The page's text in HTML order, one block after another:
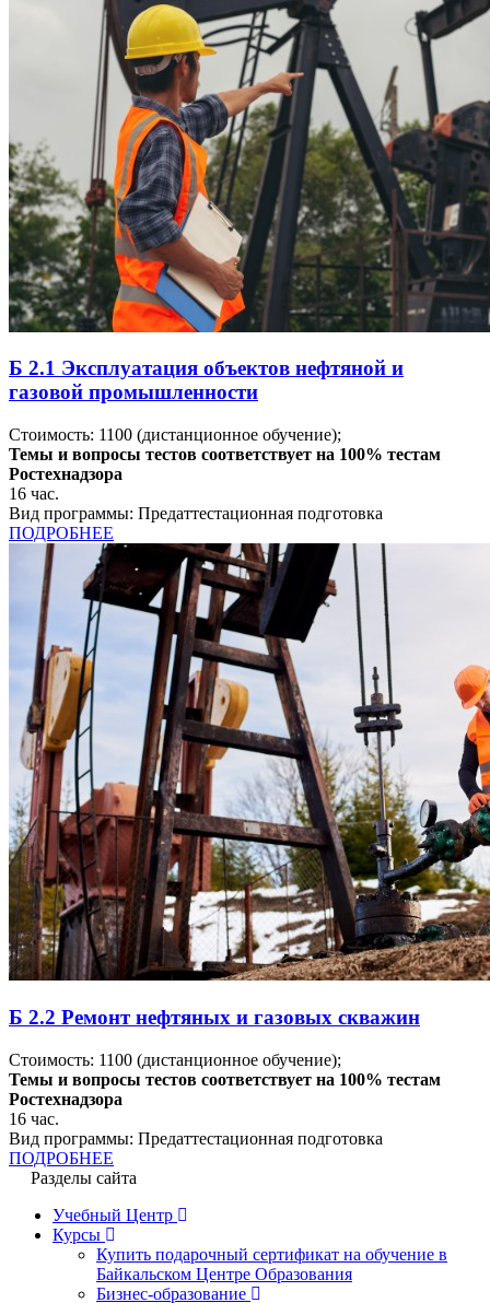
Б 2.1 Эксплуатация объектов нефтяной и
газовой промышленности
Стоимость: 1100 (дистанционное обучение);
Темы и вопросы тестов соответствует на 100% тестам
Ростехнадзора
16 час.
Вид программы: Предаттестационная подготовка
ПОДРОБНЕЕ
Б 2.2 Ремонт нефтяных и газовых скважин
Стоимость: 1100 (дистанционное обучение);
Темы и вопросы тестов соответствует на 100% тестам
Ростехнадзора
16 час.
Вид программы: Предаттестационная подготовка
ПОДРОБНЕЕ
Разделы сайта
Учебный Центр
Курсы
Купить подарочный сертификат на обучение в
Байкальском Центре Образования
Бизнес-образование